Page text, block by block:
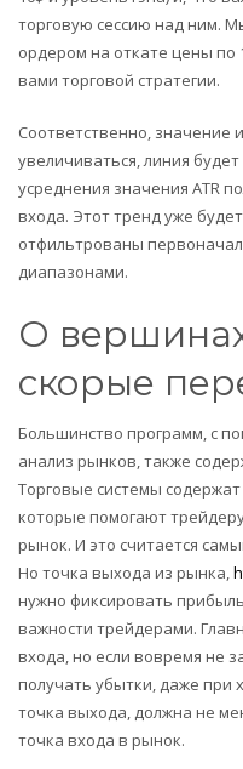
торговую сессию над ним.
ордером на откате цены по
вами торговой стратегии.
Соответственно, значение
увеличиваться, линия
усреднения значения ATR
входа. Этот тренд уже
отфильтрованы
диапазонами.
О
скорые
Большинство программ, с
анализ рынков, также
Торговые системы
которые помогают
рынок. И это считается
Но точка выхода из рынка,
нужно фиксировать
важности трейдерами.
входа, но если вовремя не
получать убытки, даже при
точка выхода, должна не
точка входа в рынок.